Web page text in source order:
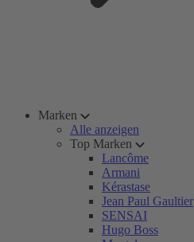
Marken
Alle anzeigen
Top Marken
Lancôme
Armani
Kérastase
Jean Paul Gaultier
SENSAI
Hugo Boss